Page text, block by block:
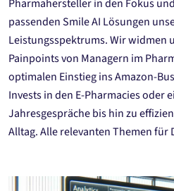
Pharmahersteller in den Fokus
passenden Smile AI Lösungen
Leistungsspektrums. Wir widmen
Painpoints von Managern im
optimalen Einstieg ins Amazon-
Invests in den E-Pharmacies oder
Jahresgespräche bis hin zu
Alltag. Alle relevanten Themen für